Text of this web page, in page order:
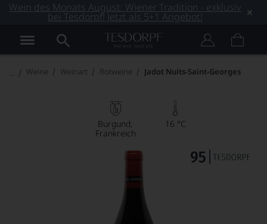
Wein des Monats August: Wiener Tradition - exklusiv
bei Tesdorpf! Jetzt als 5+1 Angebot!
Weine Weinart Rotweine Jadot Nuits-Saint-Georges
Burgund
Frankreich
16 °C